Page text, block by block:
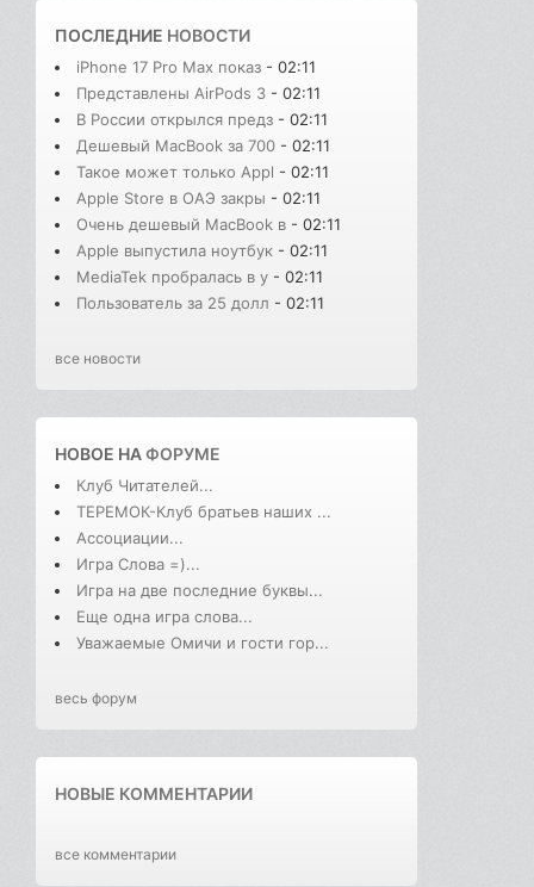
ПОСЛЕДНИЕ НОВОСТИ
iPhone 17 Pro Max показ - 02:11
Представлены AirPods 3 - 02:11
В России открылся предз - 02:11
Дешевый MacBook за 700 - 02:11
Такое может только Appl - 02:11
Apple Store в ОАЭ закры - 02:11
Очень дешевый MacBook в - 02:11
Apple выпустила ноутбук - 02:11
MediaTek пробралась в у - 02:11
Пользователь за 25 долл - 02:11
все новости
НОВОЕ НАФОРУМЕ
Клуб Читателей...
ТЕРЕМОК-Клуб братьев наших ...
Ассоциации...
Игра Слова =)...
Игра на две последние буквы...
Еще одна игра слова...
Уважаемые Омичи и гости гор...
весь форум
НОВЫЕ КОММЕНТАРИИ
все комментарии